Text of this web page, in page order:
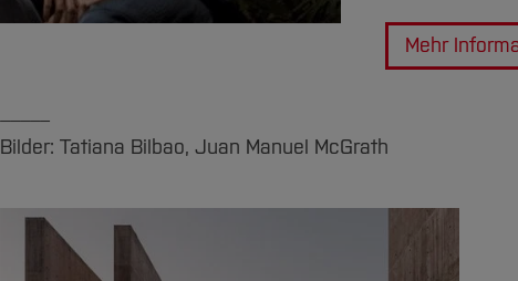
Mehr
Bilder: Tatiana Bilbao, Juan Manuel McGrath